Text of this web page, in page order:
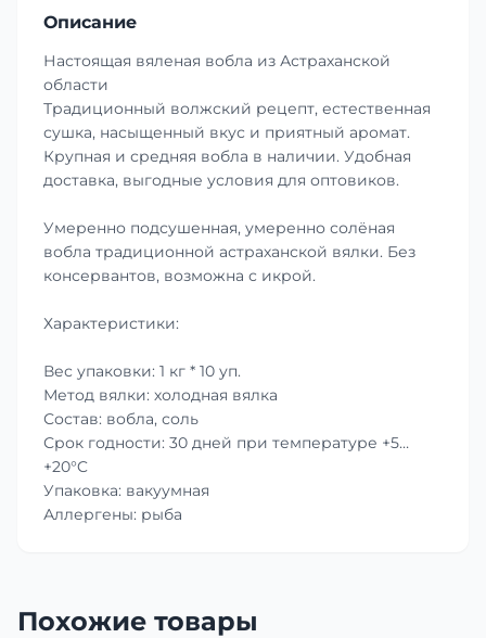
Описание
Настоящая вяленая вобла из Астраханской
области
Традиционный волжский рецепт, естественная
сушка, насыщенный вкус и приятный аромат.
Крупная и средняя вобла в наличии. Удобная
доставка, выгодные условия для оптовиков.
Умеренно подсушенная, умеренно солёная
вобла традиционной астраханской вялки. Без
консервантов, возможна с икрой.
Характеристики:
Вес упаковки: 1 кг * 10 уп.
Метод вялки: холодная вялка
Состав: вобла, соль
Срок годности: 30 дней при температуре +5…
+20°C
Упаковка: вакуумная
Аллергены: рыба
Похожие товары